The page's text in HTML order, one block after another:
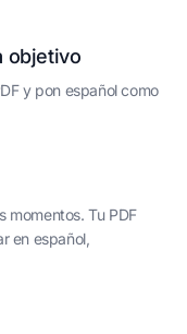
objetivo
y pon español como
momentos. Tu PDF
en español,